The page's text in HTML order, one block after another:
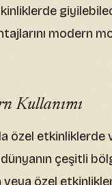
modern
Kullanımı
özel
çeşitli
veya özel